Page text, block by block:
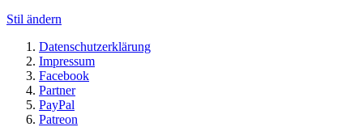
Stil ändern
Datenschutzerklärung
Impressum
Facebook
Partner
PayPal
Patreon